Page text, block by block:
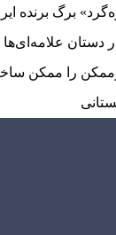
برگ برنده
دستان علامه‌ای‌ها
را ممکن